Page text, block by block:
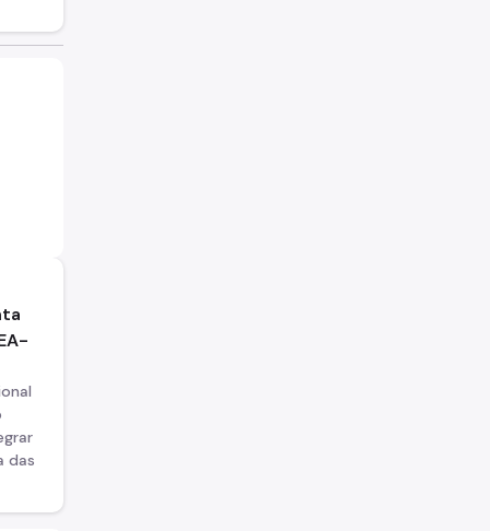
das